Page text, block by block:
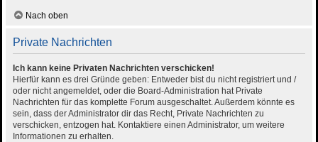
Nach oben
Private Nachrichten
Ich kann keine Privaten Nachrichten verschicken!
Hierfür kann es drei Gründe geben: Entweder bist du nicht registriert und /
oder nicht angemeldet, oder die Board-Administration hat Private
Nachrichten für das komplette Forum ausgeschaltet. Außerdem könnte es
sein, dass der Administrator dir das Recht, Private Nachrichten zu
verschicken, entzogen hat. Kontaktiere einen Administrator, um weitere
Informationen zu erhalten.